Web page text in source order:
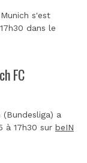
s'est
dans le
FC
a
à 17h30 sur beIN